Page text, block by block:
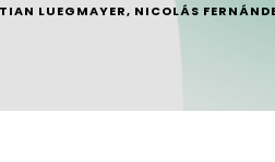
LUEGMAYER, NICOLÁS